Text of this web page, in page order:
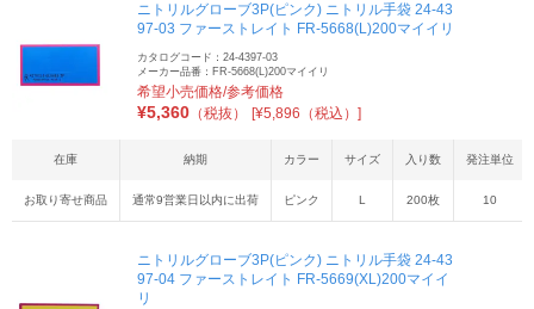
ニトリルグローブ3P(ピンク) ニトリル手袋 24-43
97-03 ファーストレイト FR-5668(L)200マイイリ
カタログコード：24-4397-03
メーカー品番：FR-5668(L)200マイイリ
希望小売価格/参考価格
¥5,360 （税抜） [¥5,896（税込）]
在庫 納期 カラー サイズ 入り数 発注単位
お取り寄せ商品 通常9営業日以内に出荷 ピンク L 200枚 10
ニトリルグローブ3P(ピンク) ニトリル手袋 24-43
97-04 ファーストレイト FR-5669(XL)200マイイ
リ